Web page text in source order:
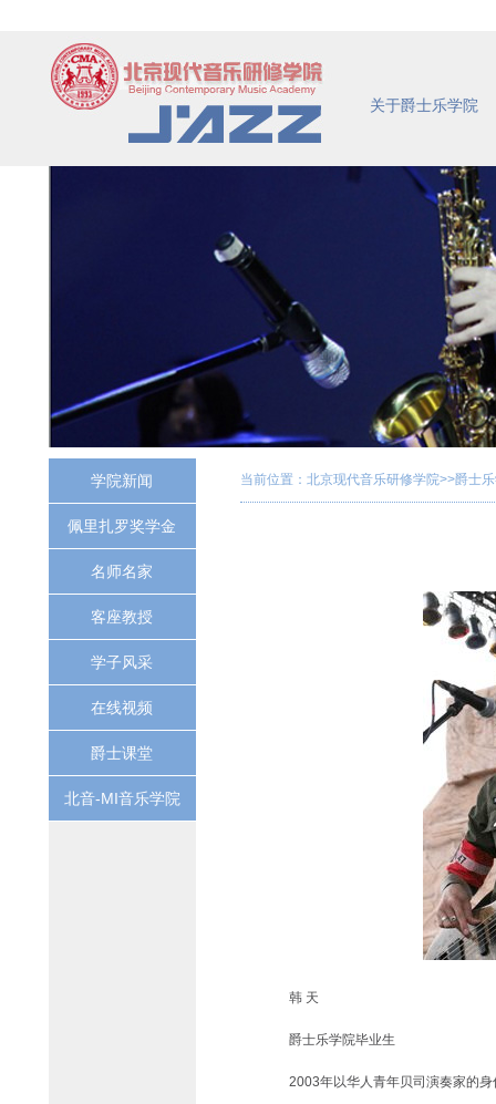
关于爵士乐学院
学院新闻
佩里扎罗奖学金
名师名家
客座教授
学子风采
在线视频
爵士课堂
北音-MI音乐学院
当前位置： 北京现代音乐研修学院>>爵士
韩 天
爵士乐学院毕业生
2003年以华人青年贝司演奏家的身